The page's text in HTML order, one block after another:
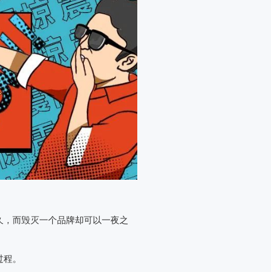
而毁灭一个品牌却可以一夜之
。